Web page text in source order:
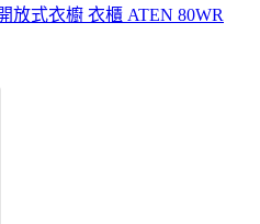
式衣櫥 衣櫃 ATEN 80WR